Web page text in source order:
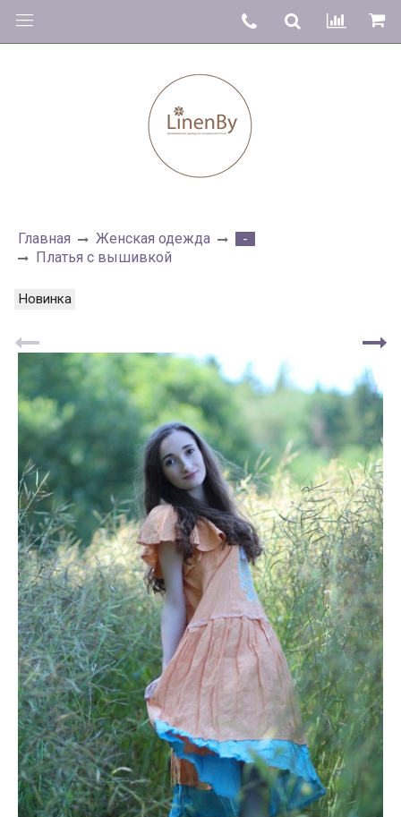
Главная Женская одежда
-
Платья с вышивкой
Новинка